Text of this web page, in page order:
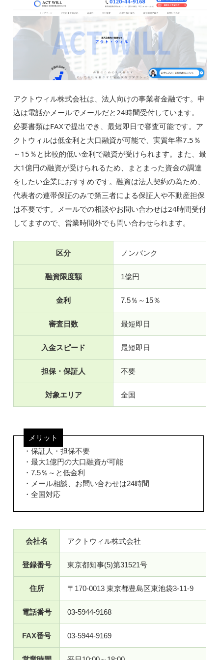
アクトウィル株式会社は、法人向けの事業者金融です。申
込は電話かメールでメールだと24時間受付しています。
必要書類はFAXで提出でき、最短即日で審査可能です。ア
クトウィルは低金利と大口融資が可能で、実質年率7.5％
～15％と比較的低い金利で融資が受けられます。また、最
大1億円の融資が受けられるため、まとまった資金の調達
をしたい企業におすすめです。融資は法人契約の為ため、
代表者の連帯保証のみで第三者による保証人や不動産担保
は不要です。メールでの相談やお問い合わせは24時間受付
してますので、営業時間外でも問い合わせられます。
区分 ノンバンク
融資限度額 1億円
金利 7.5％～15％
審査日数 最短即日
入金スピード 最短即日
担保・保証人 不要
対象エリア 全国
メリット
・保証人・担保不要
・最大1億円の大口融資が可能
・7.5％～と低金利
・メール相談、お問い合わせは24時間
・全国対応
会社名 アクトウィル株式会社
登録番号 東京都知事(5)第31521号
住所 〒170-0013 東京都豊島区東池袋3-11-9
電話番号 03-5944-9168
FAX番号 03-5944-9169